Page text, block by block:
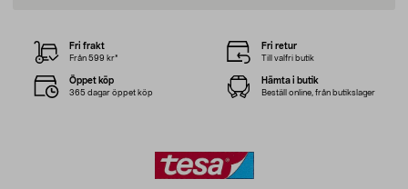
Fri frakt
Från 599 kr*
Fri retur
Till valfri butik
Öppet köp
365 dagar öppet köp
Hämta i butik
Beställ online, från butikslager